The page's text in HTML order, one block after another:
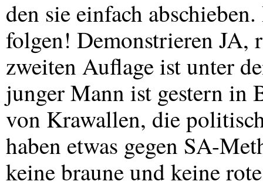
den sie einfach
folgen! Demonstrieren JA,
zweiten Auflage ist unter
junger Mann ist gestern in
von Krawallen, die
haben etwas gegen SA-
keine braune und keine